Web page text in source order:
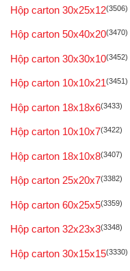
Hộp carton 30x25x12(3506)
Hộp carton 50x40x20(3470)
Hộp carton 30x30x10(3452)
Hộp carton 10x10x21(3451)
Hộp carton 18x18x6(3433)
Hộp carton 10x10x7(3422)
Hộp carton 18x10x8(3407)
Hộp carton 25x20x7(3382)
Hộp carton 60x25x5(3359)
Hộp carton 32x23x3(3348)
Hộp carton 30x15x15(3330)